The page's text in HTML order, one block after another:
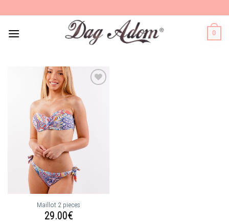
to
content
0
wishlist
Maillot 2 pieces
29.00€